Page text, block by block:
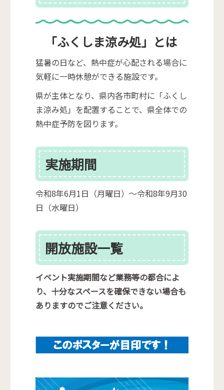
「ふくしま涼み処」とは
猛暑の日など、熱中症が心配される場合に
気軽に一時休憩ができる施設です。
県が主体となり、県内各市町村に「ふくし
ま涼み処」を配置することで、県全体での
熱中症予防を図ります。
実施期間
令和8年6月1日（月曜日）～令和8年9月30
日（水曜日）
開放施設一覧
イベント実施期間など業務等の都合によ
り、十分なスペースを確保できない場合も
ありますのでご注意ください。